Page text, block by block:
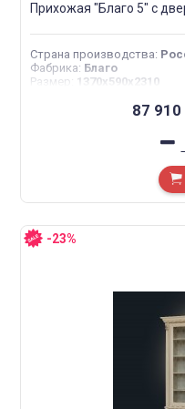
Прихожая "Благо 5" с
Страна производства:
Фабрика: Благо
Размер : 1370х590х2310
87 910
-23%